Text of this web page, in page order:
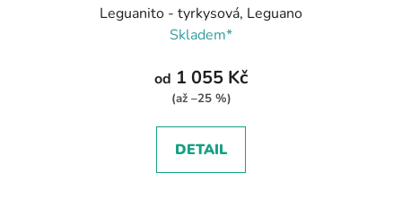
Leguanito - tyrkysová, Leguano
Skladem*
od 1 055 Kč
(až –25 %)
DETAIL